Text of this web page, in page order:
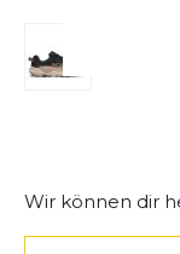
Wir können dir